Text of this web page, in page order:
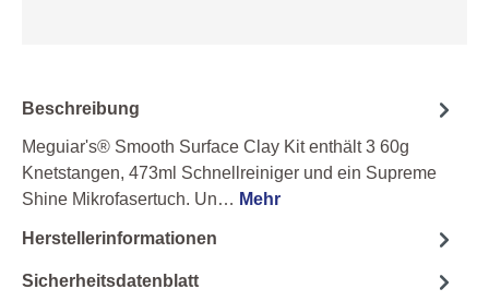
Beschreibung
Meguiar's® Smooth Surface Clay Kit enthält 3 60g
Knetstangen, 473ml Schnellreiniger und ein Supreme
Shine Mikrofasertuch. Un… Mehr
Herstellerinformationen
Sicherheitsdatenblatt